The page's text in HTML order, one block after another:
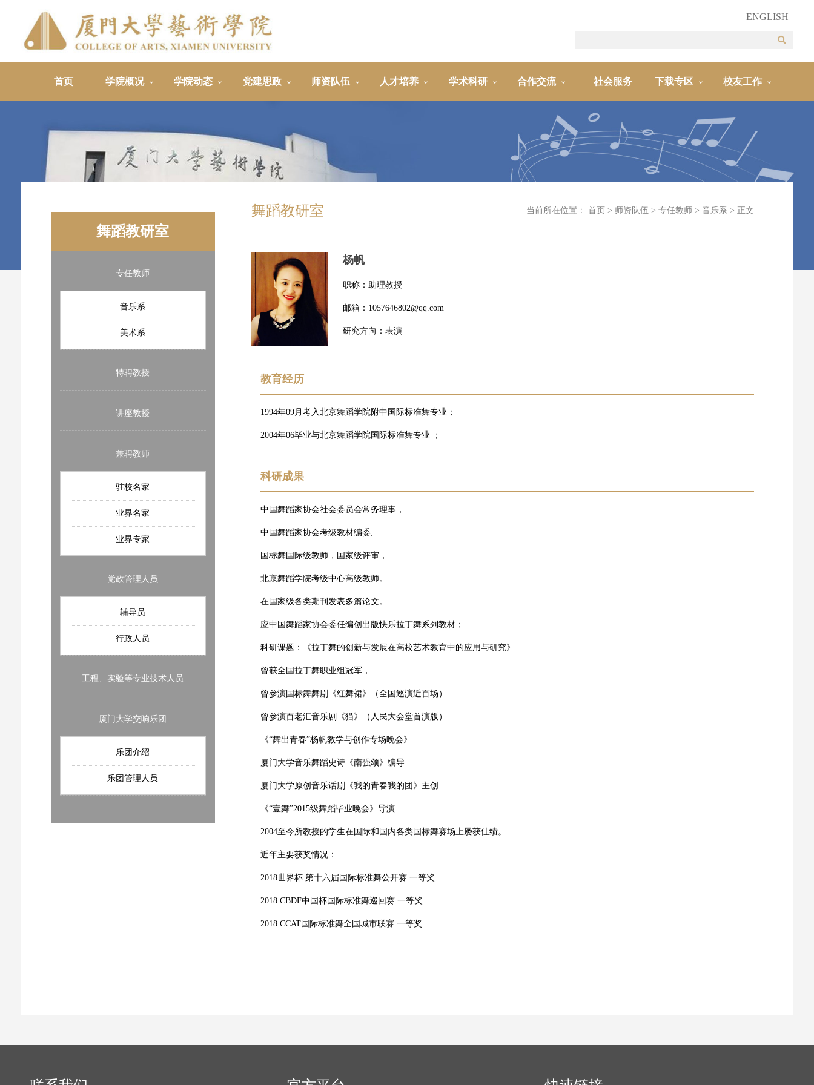
ENGLISH
首页 学院概况 学院动态 党建思政 师资队伍 人才培养 学术科研 合作交流 社会服务 下载专区 校友工作
舞蹈教研室
专任教师
音乐系
美术系
特聘教授
讲座教授
兼聘教师
驻校名家
业界名家
业界专家
党政管理人员
辅导员
行政人员
工程、实验等专业技术人员
厦门大学交响乐团
乐团介绍
乐团管理人员
舞蹈教研室 当前所在位置：首页 > 师资队伍 >专任教师 >音乐系 > 正文
杨帆
职称：助理教授
邮箱：1057646802@qq.com
研究方向：表演
教育经历
1994年09月考入北京舞蹈学院附中国际标准舞专业；
2004年06毕业与北京舞蹈学院国际标准舞专业 ；
科研成果
中国舞蹈家协会社会委员会常务理事，
中国舞蹈家协会考级教材编委,
国标舞国际级教师，国家级评审，
北京舞蹈学院考级中心高级教师。
在国家级各类期刊发表多篇论文。
应中国舞蹈家协会委任编创出版快乐拉丁舞系列教材；
科研课题：《拉丁舞的创新与发展在高校艺术教育中的应用与研究》
曾获全国拉丁舞职业组冠军，
曾参演国标舞舞剧《红舞裙》（全国巡演近百场）
曾参演百老汇音乐剧《猫》（人民大会堂首演版）
《“舞出青春”杨帆教学与创作专场晚会》
厦门大学音乐舞蹈史诗《南强颂》编导
厦门大学原创音乐话剧《我的青春我的团》主创
《“壹舞”2015级舞蹈毕业晚会》导演
2004至今所教授的学生在国际和国内各类国标舞赛场上屡获佳绩。
近年主要获奖情况：
2018世界杯 第十六届国际标准舞公开赛 一等奖
2018 CBDF中国杯国际标准舞巡回赛 一等奖
2018 CCAT国际标准舞全国城市联赛 一等奖